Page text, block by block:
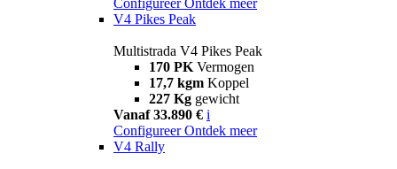
V4 Pikes Peak
Multistrada V4 Pikes Peak
170 PK Vermogen
17,7 kgm Koppel
227 Kg gewicht
Vanaf 33.890 € i
Configureer Ontdek meer
V4 Rally